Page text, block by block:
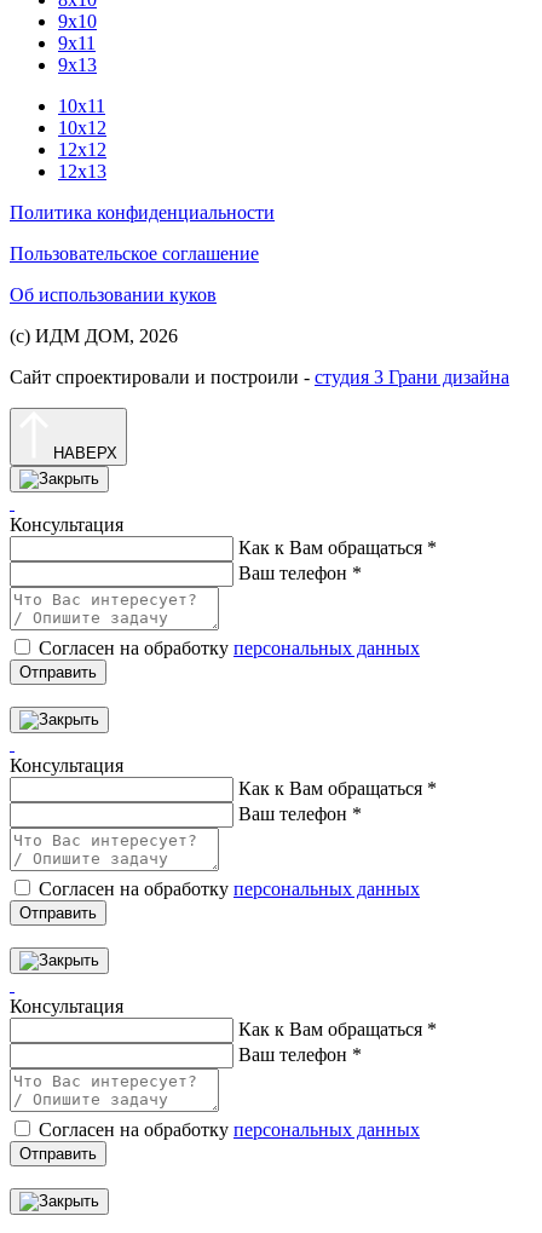
9х10
9х11
9х13
10х11
10х12
12х12
12х13
Политика конфиденциальности
Пользовательское соглашение
Об использовании куков
(с) ИДМ ДОМ, 2026
Сайт спроектировали и построили - студия 3 Грани дизайна
НАВЕРХ
Консультация
Как к Вам обращаться *
Ваш телефон *
Согласен на обработку персональных данных
Отправить
Консультация
Как к Вам обращаться *
Ваш телефон *
Согласен на обработку персональных данных
Отправить
Консультация
Как к Вам обращаться *
Ваш телефон *
Согласен на обработку персональных данных
Отправить